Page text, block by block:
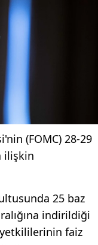
(FOMC) 28-29
ilişkin
25 baz
indirildiği
faiz